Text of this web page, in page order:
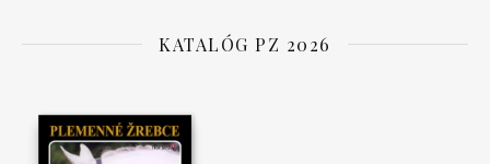
KATALÓG PZ 2026